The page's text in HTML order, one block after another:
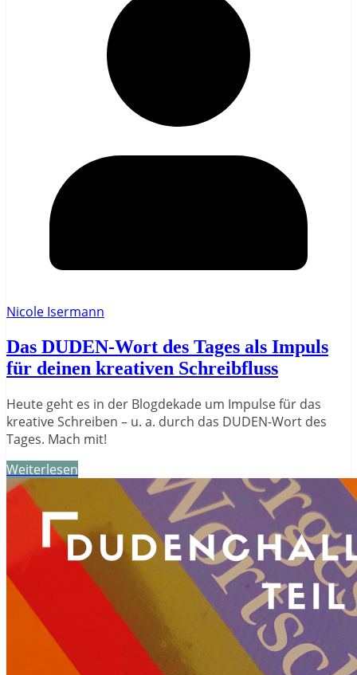
Nicole Isermann
Das DUDEN-Wort des Tages als Impuls
für deinen kreativen Schreibfluss
Heute geht es in der Blogdekade um Impulse für das
kreative Schreiben – u. a. durch das DUDEN-Wort des
Tages. Mach mit!
Weiterlesen